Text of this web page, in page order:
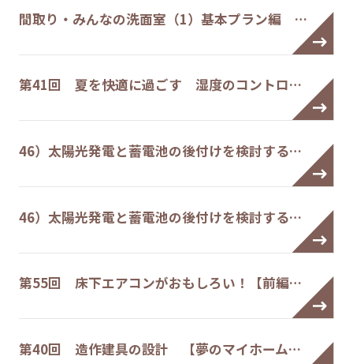
間取り・みんなの洗面室（1）基本プラン編 …
第41回 夏を快適に過ごす 湿度のコントロ…
46）太陽光発電と蓄電池の後付けを検討する…
46）太陽光発電と蓄電池の後付けを検討する…
第55回 床下エアコンがおもしろい！【前編…
第40回 造作建具の設計 【夢のマイホーム…